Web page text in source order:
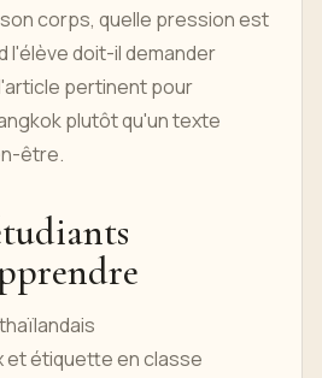
corps, quelle pression est
l'élève doit-il demander
pertinent pour
plutôt qu'un texte
être.
et étiquette en classe